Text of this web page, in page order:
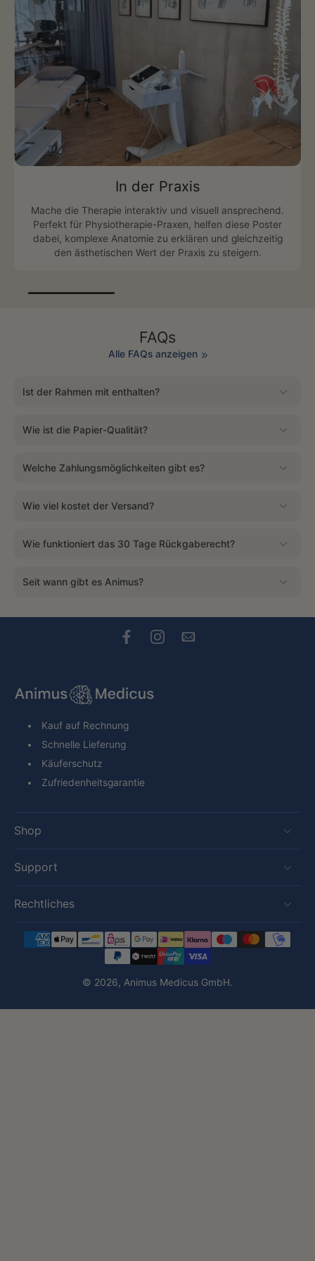
Was du erhältst:
Unsere 5 Bestseller in der Chalkboard Edition
Druck auf hochwertigem Premium Papier
UV-Schutzlaminat für langlebige Farben
100% Zufriedenheitsgarantie
Bilderrahmen nicht inklusive
In der Praxis
Mache die Therapie interaktiv und visuell ansprechend.
Perfekt für Physiotherapie-Praxen, helfen diese Poster
dabei, komplexe Anatomie zu erklären und gleichzeitig
den ästhetischen Wert der Praxis zu steigern.
FAQs
Alle FAQs anzeigen
Ist der Rahmen mit enthalten?
Wie ist die Papier-Qualität?
Welche Zahlungsmöglichkeiten gibt es?
Wie viel kostet der Versand?
Wie funktioniert das 30 Tage Rückgaberecht?
Seit wann gibt es Animus?
Kauf auf Rechnung
Schnelle Lieferung
Käuferschutz
Zufriedenheitsgarantie
Shop
Support
Rechtliches
© 2026, Animus Medicus GmbH.